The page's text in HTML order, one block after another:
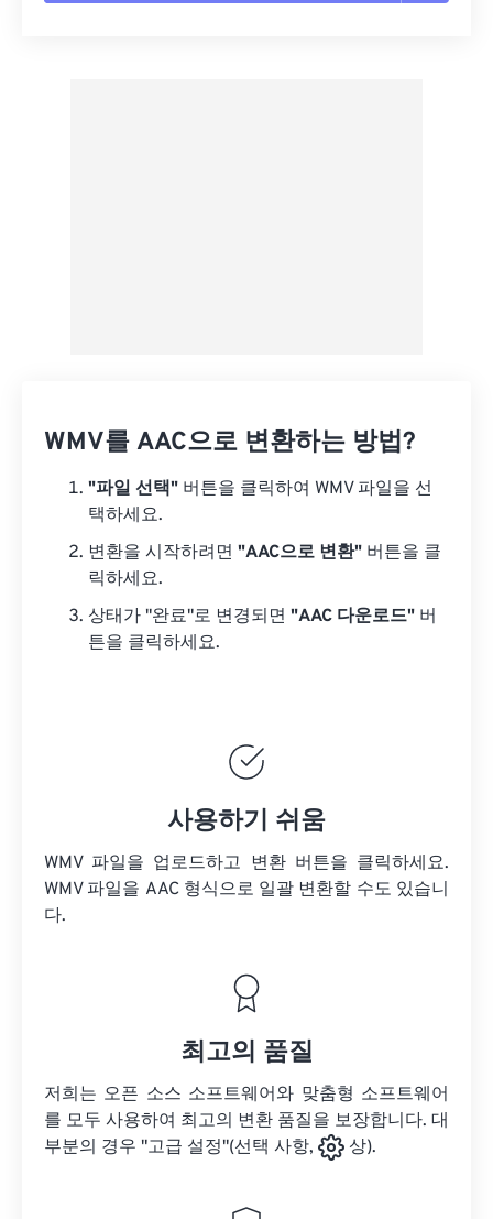
WMV를 AAC으로 변환하는 방법?
"파일 선택" 버튼을 클릭하여 WMV 파일을 선
택하세요.
변환을 시작하려면 "AAC으로 변환" 버튼을 클
릭하세요.
상태가 "완료"로 변경되면 "AAC 다운로드" 버
튼을 클릭하세요.
사용하기 쉬움
WMV 파일을 업로드하고 변환 버튼을 클릭하세요.
WMV 파일을 AAC 형식으로 일괄 변환할 수도 있습니
다.
최고의 품질
저희는 오픈 소스 소프트웨어와 맞춤형 소프트웨어
를 모두 사용하여 최고의 변환 품질을 보장합니다. 대
부분의 경우 "고급 설정"(선택 사항,
상).